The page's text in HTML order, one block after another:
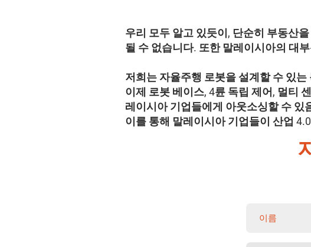
우리 모두 알고 있듯이, 단순히 부동산
될 수 없습니다. 또한 말레이시아의 대
저희는 자율주행 로봇을 설계할 수 있
이제 로봇 베이스, 4륜 독립 제어, 멀티
레이시아 기업들에게 아웃소싱할 수 있
이를 통해 말레이시아 기업들이 산업